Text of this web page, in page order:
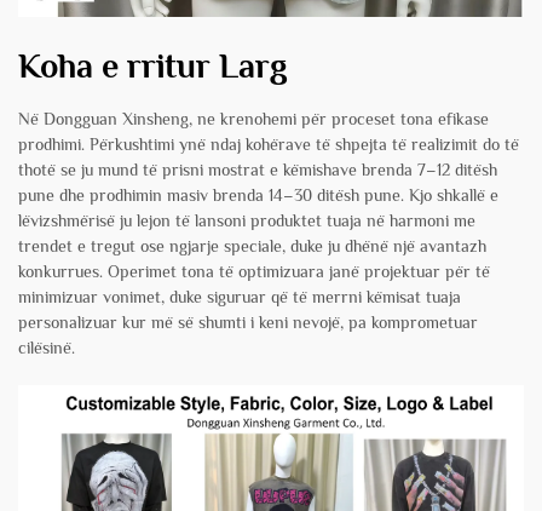
Koha e rritur Larg
Në Dongguan Xinsheng, ne krenohemi për proceset tona efikase
prodhimi. Përkushtimi ynë ndaj kohërave të shpejta të realizimit do të
thotë se ju mund të prisni mostrat e këmishave brenda 7–12 ditësh
pune dhe prodhimin masiv brenda 14–30 ditësh pune. Kjo shkallë e
lëvizshmërisë ju lejon të lansoni produktet tuaja në harmoni me
trendet e tregut ose ngjarje speciale, duke ju dhënë një avantazh
konkurrues. Operimet tona të optimizuara janë projektuar për të
minimizuar vonimet, duke siguruar që të merrni këmisat tuaja
personalizuar kur më së shumti i keni nevojë, pa komprometuar
cilësinë.